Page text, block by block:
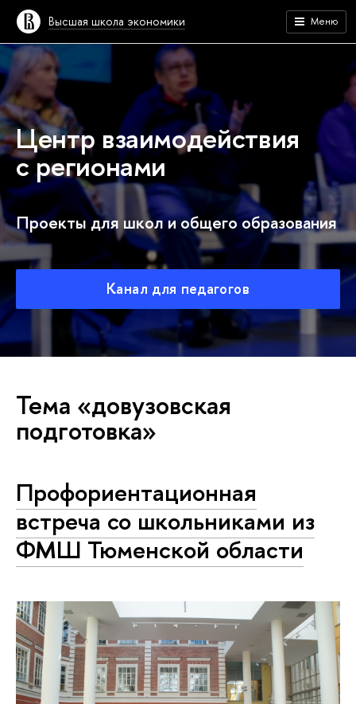
Высшая школа экономики Меню
Центр взаимодействия
с регионами
Проекты для школ и общего образования
Канал для педагогов
Тема «довузовская
подготовка»
Профориентационная
встреча со школьниками из
ФМШ Тюменской области